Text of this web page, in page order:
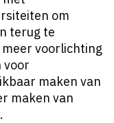
om
terug te
voorlichting
voor
maken van
maken van